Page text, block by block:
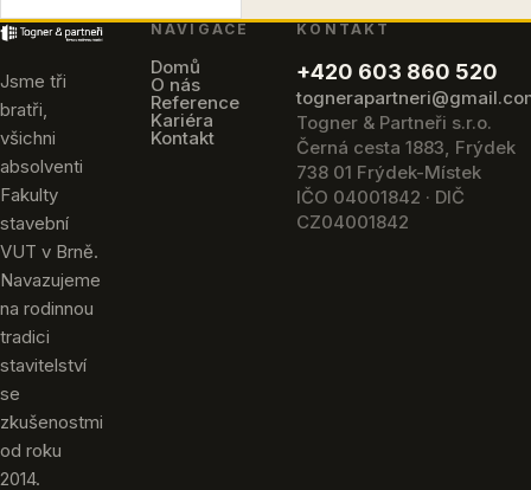
Jsme tři
bratři,
všichni
absolventi
Fakulty
stavební
VUT v Brně.
Navazujeme
na rodinnou
tradici
stavitelství
se
zkušenostmi
od roku
2014.
NAVIGACE
Domů
O nás
Reference
Kariéra
Kontakt
KONTAKT
+420 603 860 520
Togner & Partneři s.r.o.
Černá cesta 1883, Frýdek
738 01 Frýdek-Místek
IČO 04001842 · DIČ
CZ04001842